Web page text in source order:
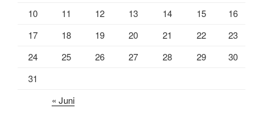
10
11 12 13 14 15
16
17
18 19 20 21 22
23
24
25 26 27 28 29
30
31
« Juni